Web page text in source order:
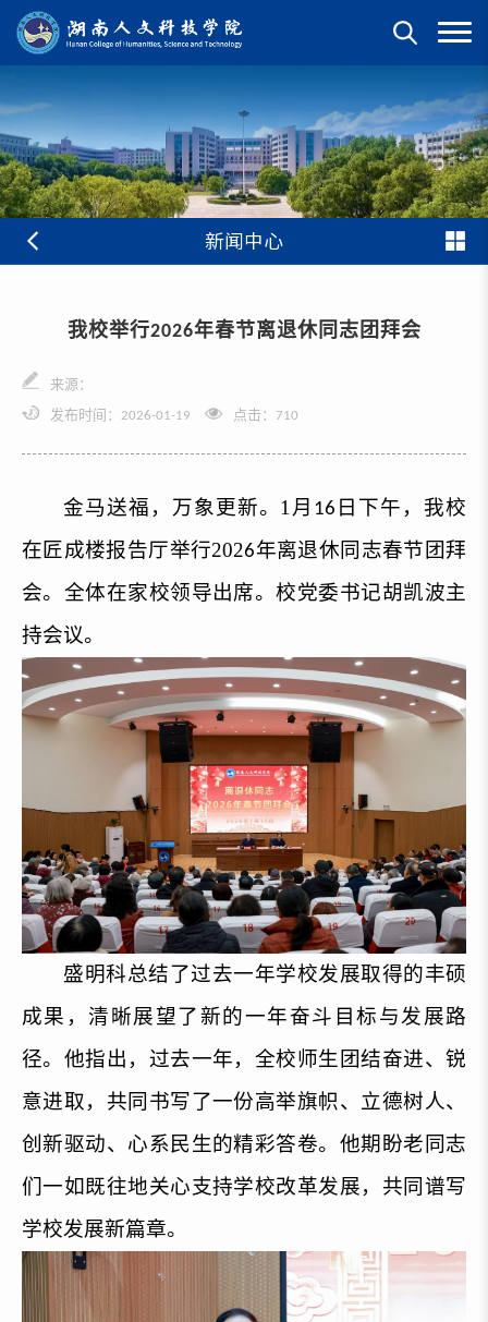
新闻中心
我校举行2026年春节离退休同志团拜会
来源：
发布时间：2026-01-19 点击： 710
金马送福，万象更新。1月 16 日下午，我校
在匠成楼报告厅举行2026年离退休同志春节团拜
会。全体在家校领导出席。校党委书记胡凯波主
持会议。
盛明科总结了过去一年学校发展取得的丰硕
成果，清晰展望了新的一年奋斗目标与发展路
径。他指出，过去一年，全校师生团结奋进、锐
意进取，共同书写了一份高举旗帜、立德树人、
创新驱动、心系民生的精彩答卷。他期盼老同志
们一如既往地关心支持学校改革发展，共同谱写
学校发展新篇章。